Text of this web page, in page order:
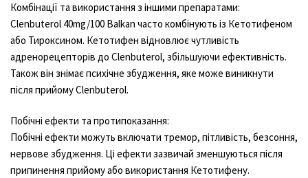
Комбінації та використання з іншими препаратами:
Clenbuterol 40mg/100 Balkan часто комбінують із Кетотифеном
або Тироксином. Кетотифен відновлює чутливість
адренорецепторів до Clenbuterol, збільшуючи ефективність.
Також він знімає психічне збудження, яке може виникнути
після прийому Clenbuterol.
Побічні ефекти та протипоказання:
Побічні ефекти можуть включати тремор, пітливість, безсоння,
нервове збудження. Ці ефекти зазвичай зменшуються після
припинення прийому або використання Кетотифену.